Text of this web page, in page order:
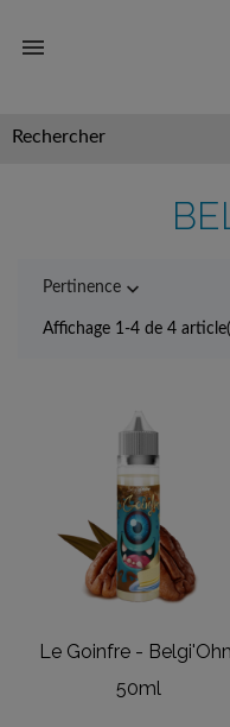

Pertinence 
Affichage 1-4 de 4
Le Goinfre -
50ml